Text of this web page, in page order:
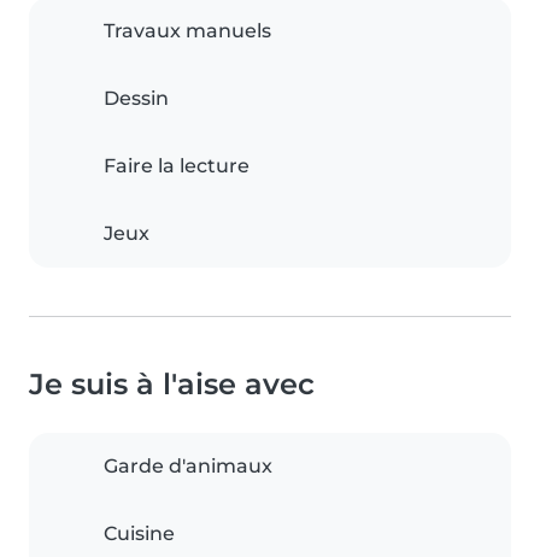
Travaux manuels
Dessin
Faire la lecture
Jeux
Je suis à l'aise avec
Garde d'animaux
Cuisine